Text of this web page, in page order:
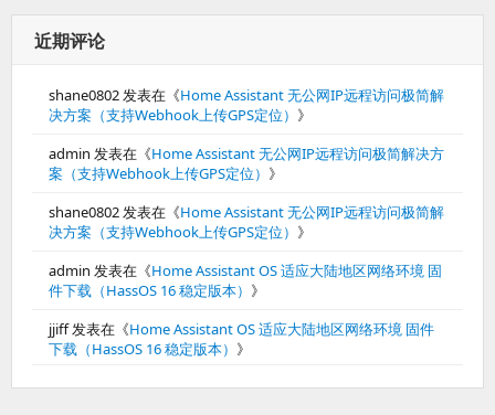
近期评论
shane0802发表在《Home Assistant 无公网IP远程访问极简解
决方案（支持Webhook上传GPS定位） 》
admin 发表在《Home Assistant 无公网IP远程访问极简解决方
案（支持Webhook上传GPS定位） 》
shane0802发表在《Home Assistant 无公网IP远程访问极简解
决方案（支持Webhook上传GPS定位） 》
admin 发表在《Home Assistant OS 适应大陆地区网络环境 固
件下载（HassOS 16 稳定版本） 》
jjiff发表在《Home Assistant OS 适应大陆地区网络环境 固件
下载（HassOS 16 稳定版本） 》